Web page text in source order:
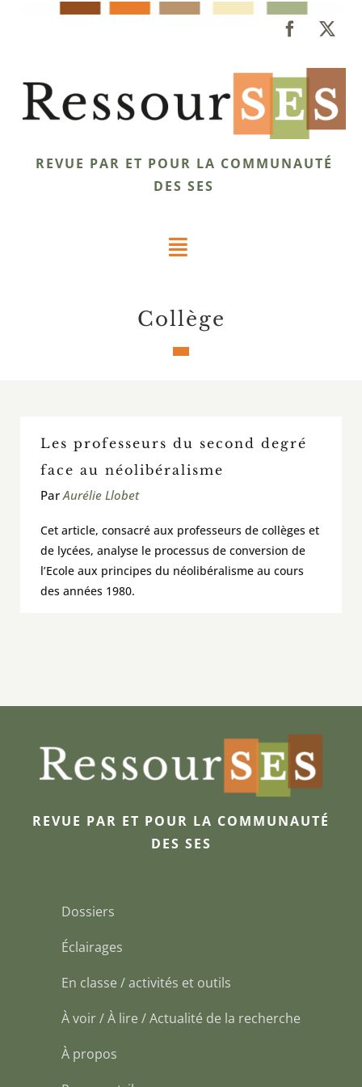
REVUE PAR ET POUR LA COMMUNAUTÉ
DES SES
Toggle
Éclairages
À voir / À lire / Actualité de la recherche
Pour contribuer
Rechercher:
collège
Les professeurs du second degré
face au néolibéralisme
Par Aurélie Llobet
Cet article, consacré aux professeurs de collèges et
de lycées, analyse le processus de conversion de
l’Ecole aux principes du néolibéralisme au cours
des années 1980.
REVUE PAR ET POUR LA COMMUNAUTÉ
DES SES
Dossiers
Éclairages
En classe / activités et outils
À voir / À lire / Actualité de la recherche
À propos